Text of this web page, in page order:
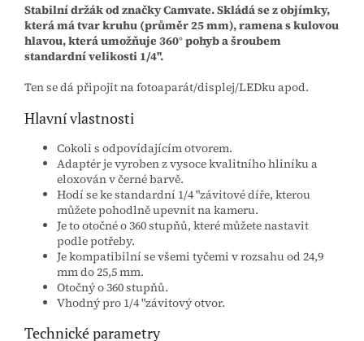
Stabilní držák od značky Camvate. Skládá se z objímky,
která má tvar kruhu (průměr 25 mm), ramena s kulovou
hlavou, která umožňuje 360° pohyb a šroubem
standardní velikosti 1/4''.
Ten se dá připojit na fotoaparát/displej/LEDku apod.
Hlavní vlastnosti
Cokoli s odpovídajícím otvorem.
Adaptér je vyroben z vysoce kvalitního hliníku a
eloxován v černé barvě.
Hodí se ke standardní 1/4 "závitové díře, kterou
můžete pohodlně upevnit na kameru.
Je to otočné o 360 stupňů, které můžete nastavit
podle potřeby.
Je kompatibilní se všemi tyčemi v rozsahu od 24,9
mm do 25,5 mm.
Otočný o 360 stupňů.
Vhodný pro 1/4 "závitový otvor.
Technické parametry